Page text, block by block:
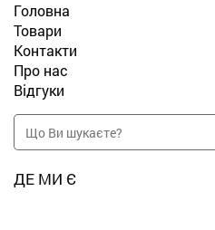
Головна
Товари
Контакти
Про нас
Відгуки
ДЕ МИ Є